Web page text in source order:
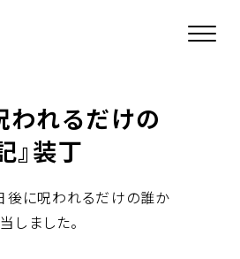
われるだけの
』装丁
後に呪われるだけの誰か
しました。